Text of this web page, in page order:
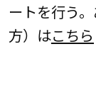
ートを行う
方）はこちら